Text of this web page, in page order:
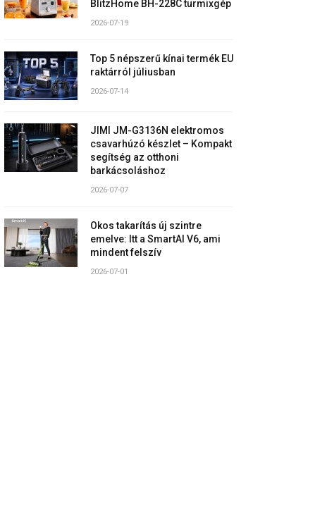
BlitzHome BH-228C turmixgép
2026-07-19
Top 5 népszerű kínai termék EU
raktárról júliusban
2026-07-14
JIMI JM-G3136N elektromos
csavarhúzó készlet – Kompakt
segítség az otthoni
barkácsoláshoz
2026-07-07
Okos takarítás új szintre
emelve: Itt a SmartAI V6, ami
mindent felszív
2026-07-01